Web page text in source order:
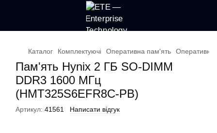
Каталог Комплектуючі Оперативна пам'ять Оперативна
Пам'ять Hynix 2 ГБ SO-DIMM
DDR3 1600 МГц
(HMT325S6EFR8C-PB)
Артикул: 41561 Написати відгук